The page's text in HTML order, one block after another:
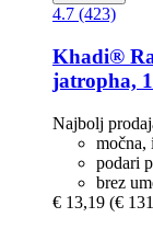
4.7 (423)
Khadi®
jatropha,
Najbolj
močna,
podari
brez
€ 13,19 (€